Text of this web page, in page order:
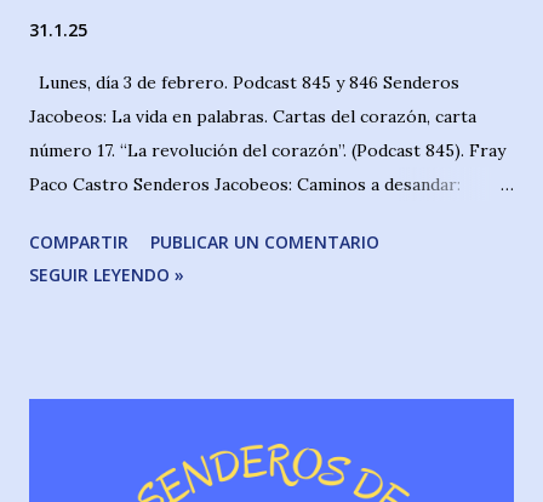
31.1.25
Lunes, día 3 de febrero. Podcast 845 y 846 Senderos
Jacobeos: La vida en palabras. Cartas del corazón, carta
número 17. “La revolución del corazón”. (Podcast 845). Fray
Paco Castro Senderos Jacobeos: Caminos a desandar:
Nicolás de Portomarin. (Podcast 846). Augusto Guedes de
Castro & Raúl-Fernando Gómez Martes, día 4 de febrero.
la Historia de España. “Alejandro Farnesio”. (Podcast 848).
Raúl-Fernando Gómez Senderos Jacobeos: (Podcast 849).
COMPARTIR
PUBLICAR UN COMENTARIO
SEGUIR LEYENDO »